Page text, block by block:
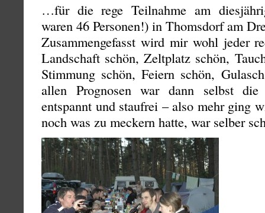
…für die rege Teilnahme am
waren 46 Personen!) in Thomsdorf am
Zusammengefasst wird mir wohl jeder
Landschaft schön, Zeltplatz schön,
Stimmung schön, Feiern schön,
allen Prognosen war dann selbst
entspannt und staufrei – also mehr ging
noch was zu meckern hatte, war selber